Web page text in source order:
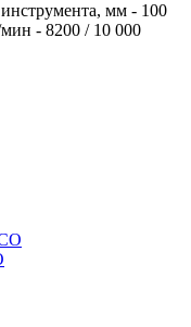
мм - 100
- 8200 / 10 000